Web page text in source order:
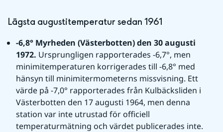
Lägsta augustitemperatur sedan 1961
-6,8° Myrheden (Västerbotten) den 30 augusti
1972. Ursprungligen rapporterades -6,7°, men
minimitemperaturen korrigerades till -6,8° med
hänsyn till minimitermometerns missvisning. Ett
värde på -7,0° rapporterades från Kulbäcksliden i
Västerbotten den 17 augusti 1964, men denna
station var inte utrustad för officiell
temperaturmätning och värdet publicerades inte.